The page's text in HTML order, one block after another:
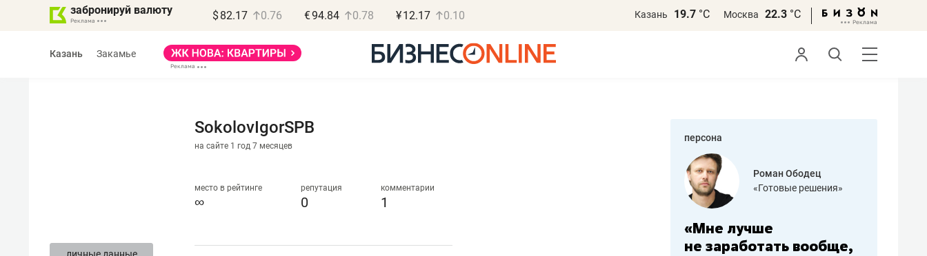
забронируй валюту $ 82.17 0.76 €94.84 0.78 ¥12.17 0.10 Казань 19.7 °С Москва 22.3 °С
Казань Закамье
SokolovIgorSPB
на сайте 1 год 7 месяцев
место в рейтинге
∞
репутация
0
комментарии
1
персона
Роман Ободец
«Готовые решения»
«Мне лучше
не заработать вообще,